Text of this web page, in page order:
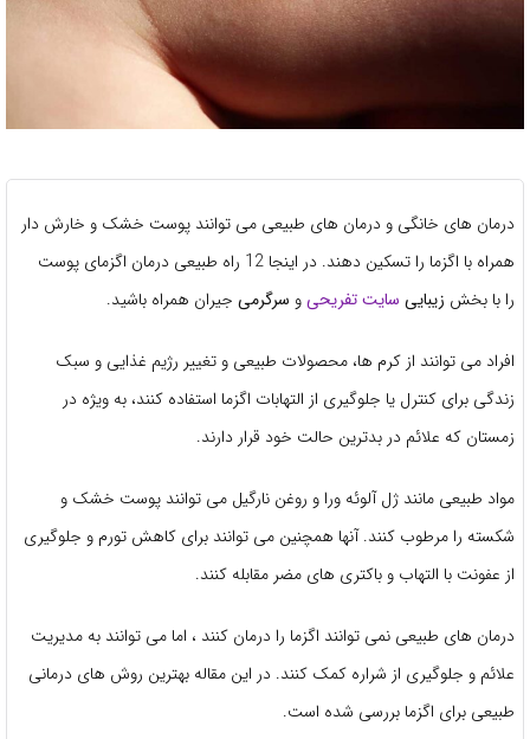
درمان های خانگی و درمان های طبیعی می توانند پوست خشک و خارش دار
همراه با اگزما را تسکین دهند. در اینجا 12 راه طبیعی درمان اگزمای پوست
را با بخش زیبایی سایت تفریحیو سرگرمی جیران همراه باشید.
افراد می توانند از کرم ها، محصولات طبیعی و تغییر رژیم غذایی و سبک
زندگی برای کنترل یا جلوگیری از التهابات اگزما استفاده کنند، به ویژه در
زمستان که علائم در بدترین حالت خود قرار دارند.
مواد طبیعی مانند ژل آلوئه ورا و روغن نارگیل می توانند پوست خشک و
شکسته را مرطوب کنند. آنها همچنین می توانند برای کاهش تورم و جلوگیری
از عفونت با التهاب و باکتری های مضر مقابله کنند.
درمان های طبیعی نمی توانند اگزما را درمان کنند ، اما می توانند به مدیریت
علائم و جلوگیری از شراره کمک کنند. در این مقاله بهترین روش های درمانی
طبیعی برای اگزما بررسی شده است.